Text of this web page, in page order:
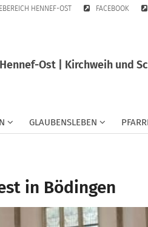
HENNEF-OST FACEBOOK
Ost | Kirchweih und
GLAUBENSLEBEN
in Bödingen